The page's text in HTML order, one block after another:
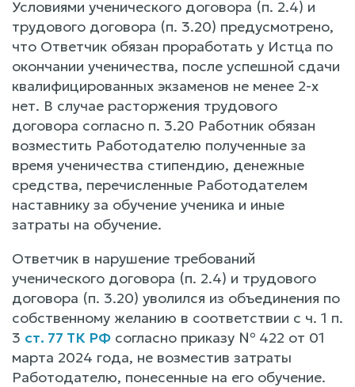
Условиями ученического договора (п. 2.4) и
трудового договора (п. 3.20) предусмотрено,
что Ответчик обязан проработать у Истца по
окончании ученичества, после успешной сдачи
квалифицированных экзаменов не менее 2-х
нет. В случае расторжения трудового
договора согласно п. 3.20 Работник обязан
возместить Работодателю полученные за
время ученичества стипендию, денежные
средства, перечисленные Работодателем
наставнику за обучение ученика и иные
затраты на обучение.
Ответчик в нарушение требований
ученического договора (п. 2.4) и трудового
договора (п. 3.20) уволился из объединения по
собственному желанию в соответствии с ч. 1 п.
3 ст. 77 ТК РФ согласно приказу № 422 от 01
марта 2024 года, не возместив затраты
Работодателю, понесенные на его обучение.